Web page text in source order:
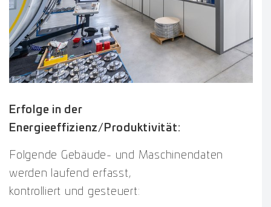
Erfolge in der
Energieeffizienz/Produktivität:
Folgende Gebäude- und Maschinendaten
werden laufend erfasst,
kontrolliert und gesteuert: